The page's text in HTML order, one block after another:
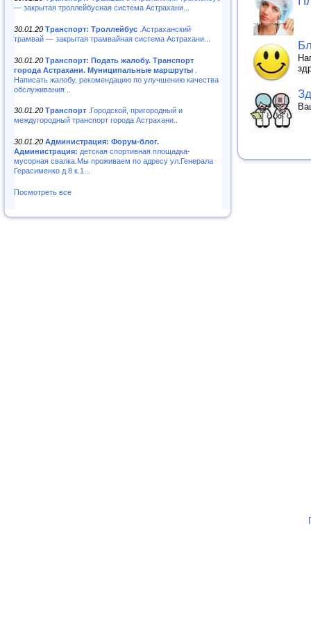
— закрытая троллейбусная система Астрахани...
30.01.20 Транспорт: Троллейбус .Астраханский
трамвай — закрытая трамвайная система Астрахани...
30.01.20 Транспорт: Подать жалобу. Транспорт
города Астрахани. Муниципальные маршруты
Написать жалобу, рекомендацию по улучшению качества
обслуживания ..
30.01.20 Транспорт .Городской, пригородный и
междугородный транспорт города Астрахани..
30.01.20 Администрация: Форум-блог.
Администрация: детская спортивная площадка-
мусорная свалка.Мы проживаем по адресу ул.Генерала
Герасименко д.8 к.1...
Посмотреть все